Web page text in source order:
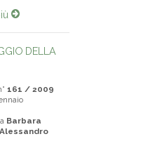
DELLA
161 / 2009
Barbara